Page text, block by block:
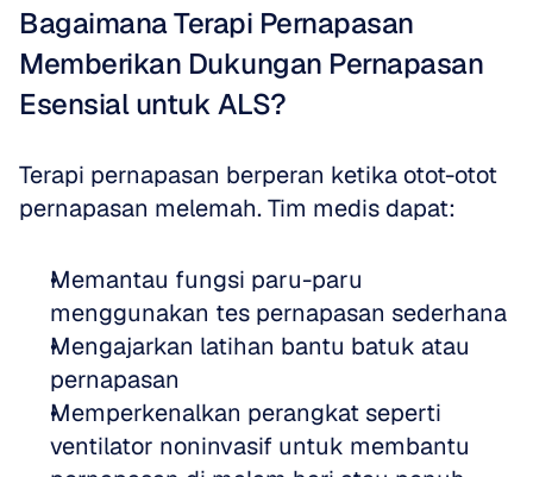
Bagaimana Terapi Pernapasan
Memberikan Dukungan Pernapasan
Esensial untuk ALS?
Terapi pernapasan berperan ketika otot-otot
pernapasan melemah. Tim medis dapat:
Memantau fungsi paru-paru
Mengajarkan latihan bantu batuk atau
pernapasan
Memperkenalkan perangkat seperti
ventilator noninvasif untuk membantu